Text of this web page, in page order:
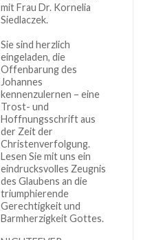
mit Frau Dr. Kornelia
Siedlaczek.
Sie sind herzlich
eingeladen, die
Offenbarung des
Johannes
kennenzulernen – eine
Trost- und
Hoffnungsschrift aus
der Zeit der
Christenverfolgung.
Lesen Sie mit uns ein
eindrucksvolles Zeugnis
des Glaubens an die
triumphierende
Gerechtigkeit und
Barmherzigkeit Gottes.